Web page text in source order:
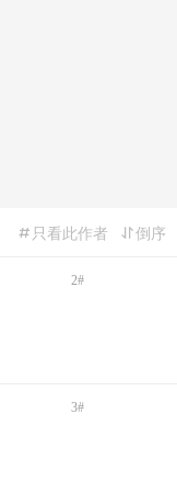
倒序
只看此作者
2#
3#